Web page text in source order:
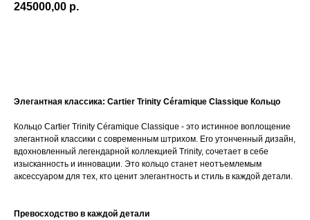
245000,00 р.
Элегантная классика: Cartier Trinity Céramique Classique Кольцо
Кольцо Cartier Trinity Céramique Classique - это истинное воплощение
элегантной классики с современным штрихом. Его утонченный дизайн,
вдохновленный легендарной коллекцией Trinity, сочетает в себе
изысканность и инновации. Это кольцо станет неотъемлемым
аксессуаром для тех, кто ценит элегантность и стиль в каждой детали.
Превосходство в каждой детали